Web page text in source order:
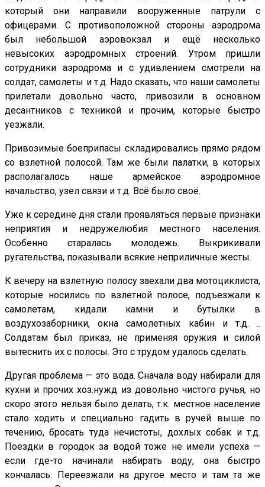
который они направили вооруженные патрули с
офицерами. С противоположной стороны аэродрома
был небольшой аэровокзал и ещё несколько
невысоких аэродромных строений. Утром пришли
сотрудники аэродрома и с удивлением смотрели на
солдат, самолеты и т.д. Надо сказать, что наши самолеты
прилетали довольно часто, привозили в основном
десантников с техникой и прочим, которые быстро
уезжали.
Привозимые боеприпасы складировались прямо рядом
со взлетной полосой. Там же были палатки, в которых
располагалось наше армейское аэродромное
начальство, узел связи и т.д. Всё было своё.
Уже к середине дня стали проявляться первые признаки
неприятия и недружелюбия местного населения.
Особенно старалась молодежь. Выкрикивали
ругательства, показывали всякие неприличные жесты.
К вечеру на взлетную полосу заехали два мотоциклиста,
которые носились по взлетной полосе, подъезжали к
самолетам, кидали камни и бутылки в
воздухозаборники, окна самолетных кабин и т.д. ..
Солдатам был приказ, не применяя оружия и силой
вытеснить их с полосы. Это с трудом удалось сделать.
Другая проблема — это вода. Сначала воду набирали для
кухни и прочих хоз.нужд из довольно чистого ручья, но
скоро этого нельзя было делать, т.к. местное население
стало ходить и специально гадить в ручей выше по
течению, бросать туда нечистоты, дохлых собак и т.д.
Поездки в городок за водой тоже не имели успеха —
если где-то начинали набирать воду, она быстро
кончалась. Переезжали на другое место и там та же